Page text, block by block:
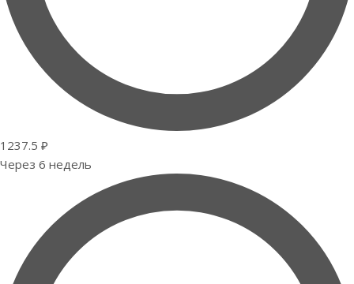
1237.5 ₽
Через 6 недель